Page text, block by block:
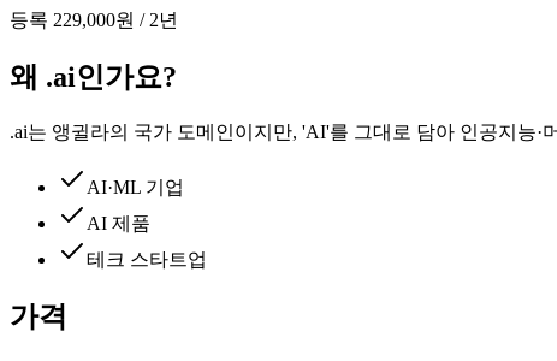
등록 229,000원 / 2년
왜 .ai인가요?
.ai는 앵귈라의 국가 도메인이지만, 'AI'를 그대로 담아 인공지능
AI·ML 기업
AI 제품
테크 스타트업
가격